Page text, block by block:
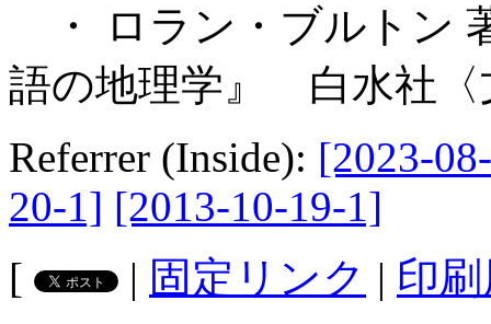
・ ロラン・ブルトン
語の地理学』 白水社〈
Referrer (Inside): [2023-
20-1] [2013-10-19-1]
[
| 固定リンク | 印